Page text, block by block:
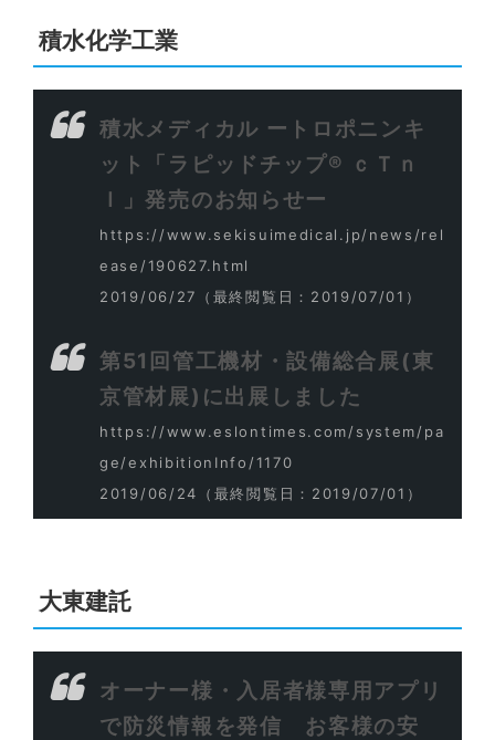
積水化学工業
積水メディカル ートロポニンキ
ット「ラピッドチップ® ｃＴｎ
Ｉ」発売のお知らせー
https://www.sekisuimedical.jp/news/rel
ease/190627.html
2019/06/27
（最終閲覧日：2019/07/01）
第51回管工機材・設備総合展(東
京管材展)に出展しました
https://www.eslontimes.com/system/pa
ge/exhibitionInfo/1170
2019/06/24
（最終閲覧日：2019/07/01）
大東建託
オーナー様・入居者様専用アプリ
で防災情報を発信 お客様の安